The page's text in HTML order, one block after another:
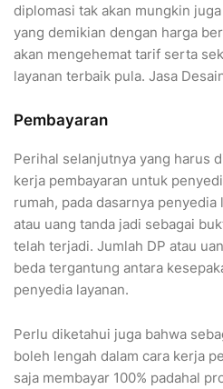
diplomasi tak akan mungkin
yang demikian dengan harga
akan mengehemat tarif serta
layanan terbaik pula. Jasa
Pembayaran
Perihal selanjutnya yang harus
kerja pembayaran untuk
rumah, pada dasarnya penyedia
atau uang tanda jadi sebagai
telah terjadi. Jumlah DP atau
beda tergantung antara
penyedia layanan.
Perlu diketahui juga bahwa
boleh lengah dalam cara kerja
saja membayar 100% padahal